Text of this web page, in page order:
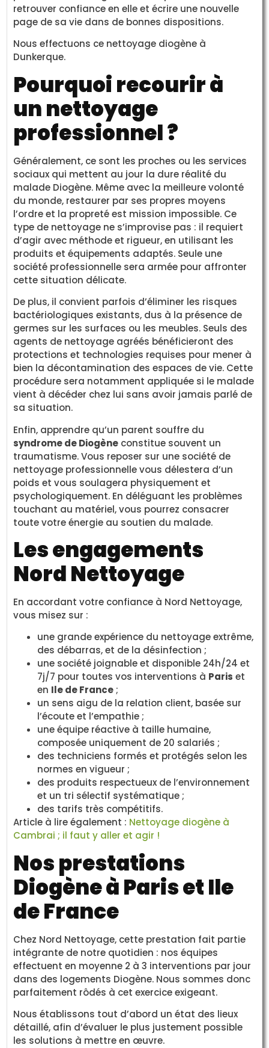
retrouver confiance en elle et écrire une nouvelle
page de sa vie dans de bonnes dispositions.
Nous effectuons ce nettoyage diogène à
Dunkerque.
Pourquoi recourir à
un nettoyage
professionnel ?
Généralement, ce sont les proches ou les services
sociaux qui mettent au jour la dure réalité du
malade Diogène. Même avec la meilleure volonté
du monde, restaurer par ses propres moyens
l’ordre et la propreté est mission impossible. Ce
type de nettoyage ne s’improvise pas : il requiert
d’agir avec méthode et rigueur, en utilisant les
produits et équipements adaptés. Seule une
société professionnelle sera armée pour affronter
cette situation délicate.
De plus, il convient parfois d’éliminer les risques
bactériologiques existants, dus à la présence de
germes sur les surfaces ou les meubles. Seuls des
agents de nettoyage agréés bénéficieront des
protections et technologies requises pour mener à
bien la décontamination des espaces de vie. Cette
procédure sera notamment appliquée si le malade
vient à décéder chez lui sans avoir jamais parlé de
sa situation.
Enfin, apprendre qu’un parent souffre du
syndrome de Diogène constitue souvent un
traumatisme. Vous reposer sur une société de
nettoyage professionnelle vous délestera d’un
poids et vous soulagera physiquement et
psychologiquement. En déléguant les problèmes
touchant au matériel, vous pourrez consacrer
toute votre énergie au soutien du malade.
Les engagements
Nord Nettoyage
En accordant votre confiance à Nord Nettoyage,
vous misez sur :
une grande expérience du nettoyage extrême,
des débarras, et de la désinfection ;
une société joignable et disponible 24h/24 et
7j/7 pour toutes vos interventions à Paris et
en Ile de France;
un sens aigu de la relation client, basée sur
l’écoute et l’empathie ;
une équipe réactive à taille humaine,
composée uniquement de 20 salariés ;
des techniciens formés et protégés selon les
normes en vigueur ;
des produits respectueux de l’environnement
et un tri sélectif systématique ;
des tarifs très compétitifs.
Article à lire également : Nettoyage diogène à
Cambrai ; il faut y aller et agir !
Nos prestations
Diogène à Paris et Ile
de France
Chez Nord Nettoyage, cette prestation fait partie
intégrante de notre quotidien : nos équipes
effectuent en moyenne 2 à 3 interventions par jour
dans des logements Diogène. Nous sommes donc
parfaitement rôdés à cet exercice exigeant.
Nous établissons tout d’abord un état des lieux
détaillé, afin d’évaluer le plus justement possible
les solutions à mettre en œuvre.